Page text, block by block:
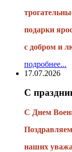
подарки
с добром и
подробнее...
17.07.2026
С
С Днем
наших